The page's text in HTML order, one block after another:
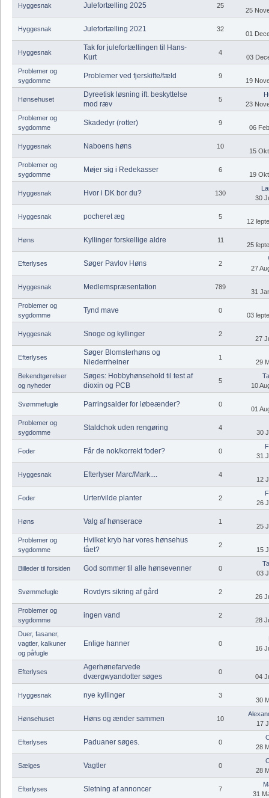
Hyggesnak Julefortælling 2025 25
25
Hyggesnak Julefortælling 2021 32
01
Hyggesnak
Tak for julefortællingen til Hans-
Kurt
4
03
Problemer og
sygdomme
Problemer ved fjerskifte/fæld 9
19
Hønsehuset
Dyreetisk løsning ift. beskyttelse
mod ræv
5
23
Problemer og
sygdomme
Skadedyr (rotter) 9
06
Hyggesnak Naboens høns 10
15
Problemer og
sygdomme
Møjer sig i Redekasser 6
19
Hyggesnak Hvor i DK bor du? 130
30
Hyggesnak pocheret æg 5
12
Høns Kyllinger forskellige aldre 11
25
Efterlyses Søger Pavlov Høns 2
27
Hyggesnak Medlemspræsentation 789
31
Problemer og
sygdomme
Tynd mave 0
03
Hyggesnak Snoge og kyllinger 2
27
Efterlyses
Søger Blomsterhøns og
Niederrheiner
1
29
Bekendtgørelser
og nyheder
Søges: Hobbyhønsehold til test af
dioxin og PCB
5
10
Svømmefugle Parringsalder for løbeænder? 0
01
Problemer og
sygdomme
Staldchok uden rengøring 4
30
Foder Får de nok/korrekt foder? 0
31
Hyggesnak Efterlyser Marc/Mark.... 4
12
Foder Urter/vilde planter 2
26
Høns Valg af hønserace 1
25
Problemer og
sygdomme
Hvilket kryb har vores hønsehus
fået?
2
15
Billeder til forsiden God sommer til alle hønsevenner 0
03
Svømmefugle Rovdyrs sikring af gård 2
26
Problemer og
sygdomme
ingen vand 2
28
Duer, fasaner,
vagtler, kalkuner
og påfugle
Enlige hanner 0
16
Efterlyses
Agerhønefarvede
dværgwyandotter søges
0
04
Hyggesnak nye kyllinger 3
30
Hønsehuset Høns og ænder sammen 10
17
Efterlyses Paduaner søges. 0
28
Sælges Vagtler 0
28
Efterlyses Sletning af annoncer 7
31